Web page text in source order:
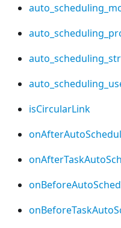
isCircularLink